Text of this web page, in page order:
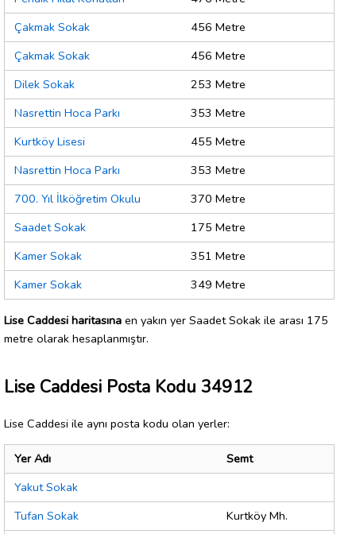
Çakmak Sokak
456 Metre
Çakmak Sokak
456 Metre
Dilek Sokak
253 Metre
Nasrettin Hoca Parkı
353 Metre
Kurtköy Lisesi
455 Metre
Nasrettin Hoca Parkı
353 Metre
700. Yıl İlköğretim Okulu
370 Metre
Saadet Sokak
175 Metre
Kamer Sokak
351 Metre
Kamer Sokak
349 Metre
Lise Caddesi haritasına en yakın yer Saadet Sokak ile arası 175
metre olarak hesaplanmıştır.
Lise Caddesi Posta Kodu 34912
Lise Caddesi ile aynı posta kodu olan yerler:
Yer Adı
Semt
Yakut Sokak
Tufan Sokak
Kurtköy Mh.